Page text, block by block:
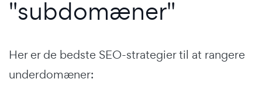
"subdomæner"
Her er de bedste SEO-strategier til at rangere
underdomæner: